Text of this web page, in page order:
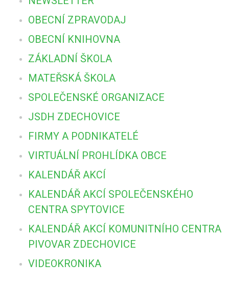
OBECNÍ ZPRAVODAJ
OBECNÍ KNIHOVNA
ZÁKLADNÍ ŠKOLA
MATEŘSKÁ ŠKOLA
SPOLEČENSKÉ ORGANIZACE
JSDH ZDECHOVICE
FIRMY A PODNIKATELÉ
VIRTUÁLNÍ PROHLÍDKA OBCE
KALENDÁŘ AKCÍ
KALENDÁŘ AKCÍ SPOLEČENSKÉHO
CENTRA SPYTOVICE
KALENDÁŘ AKCÍ KOMUNITNÍHO CENTRA
PIVOVAR ZDECHOVICE
VIDEOKRONIKA